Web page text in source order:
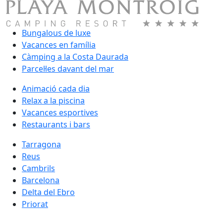
Bungalous de luxe
Vacances en família
Càmping a la Costa Daurada
Parcel·les davant del mar
Animació cada dia
Relax a la piscina
Vacances esportives
Restaurants i bars
Tarragona
Reus
Cambrils
Barcelona
Delta del Ebro
Priorat